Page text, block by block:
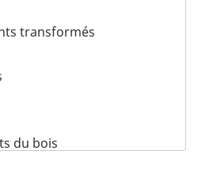
transformés
du bois